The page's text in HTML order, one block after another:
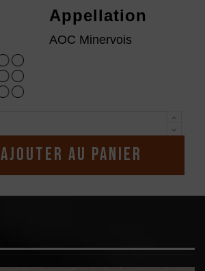
Appellation
AOC Minervois
Ajouter au panier